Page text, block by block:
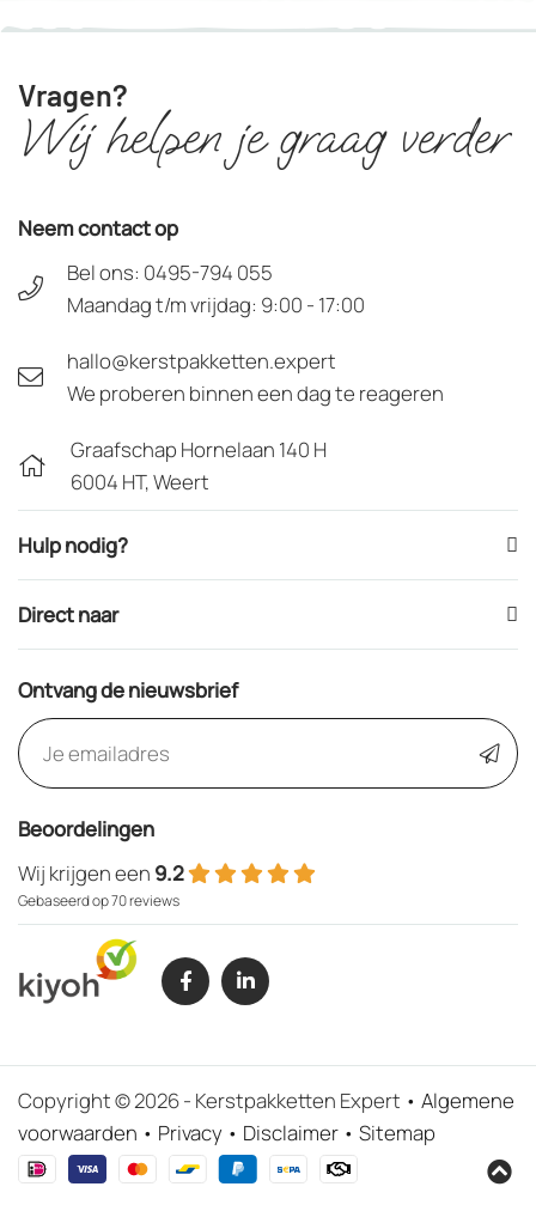
Vragen?
Wij helpen je graag verder
Neem contact op
Bel ons: 0495-794 055
Maandag t/m vrijdag: 9:00 - 17:00
hallo@kerstpakketten.expert
We proberen binnen een dag te reageren
Graafschap Hornelaan 140 H
6004 HT, Weert
Hulp nodig?
Direct naar
Ontvang de nieuwsbrief
Beoordelingen
Wij krijgen een 9.2
Gebaseerd op 70 reviews
Copyright © 2026 - Kerstpakketten Expert
Algemene
voorwaarden
Privacy Disclaimer Sitemap